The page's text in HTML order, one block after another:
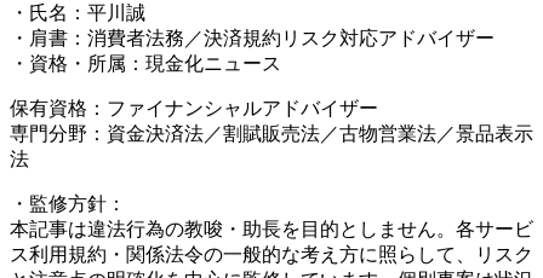
・氏名：平川誠
・肩書：消費者法務／決済規約リスク対応アドバイザー
・資格・所属：現金化ニュース
保有資格：ファイナンシャルアドバイザー
専門分野：資金決済法／割賦販売法／古物営業法／景品表示
法
・監修方針：
本記事は違法行為の教唆・助長を目的としません。各サービ
ス利用規約・関係法令の一般的な考え方に照らして、リスク